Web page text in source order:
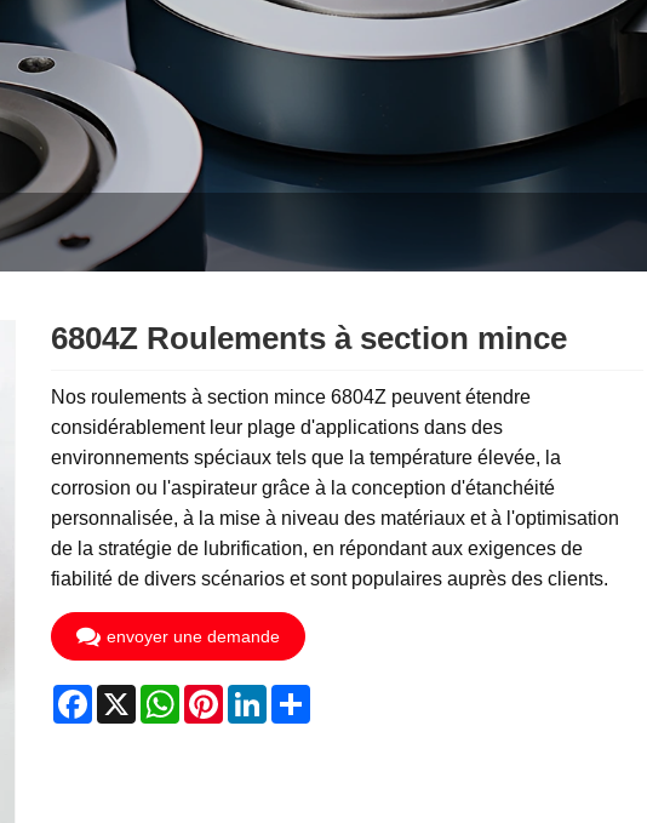
6804Z Roulements à section mince
Nos roulements à section mince 6804Z peuvent étendre
considérablement leur plage d'applications dans des
environnements spéciaux tels que la température élevée, la
corrosion ou l'aspirateur grâce à la conception d'étanchéité
personnalisée, à la mise à niveau des matériaux et à l'optimisation
de la stratégie de lubrification, en répondant aux exigences de
fiabilité de divers scénarios et sont populaires auprès des clients.
envoyer une demande
Facebook
X WhatsApp
PinterestLinkedInShare